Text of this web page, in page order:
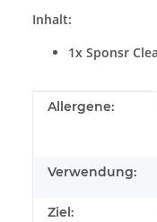
Inhalt:
1x Sponsr
Wert
Allergene:
Verwendung:
Ziel: